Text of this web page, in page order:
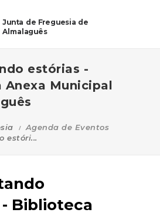
Junta de Freguesia de
Almalaguês
estórias -
Anexa Municipal
Agenda de Eventos
estóri...
Biblioteca